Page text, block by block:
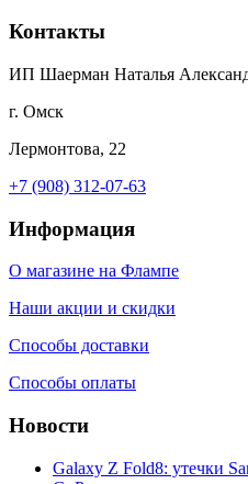
Контакты
ИП Шаерман Наталья
г. Омск
Лермонтова, 22
+7 (908) 312-07-63
Информация
О магазине на Флампе
Наши акции и скидки
Способы доставки
Способы оплаты
Новости
Galaxy Z Fold8: утечки